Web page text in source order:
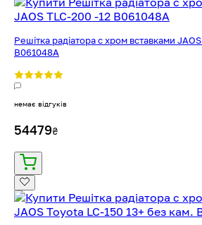
Решітка радіатора с хром вставками
B061048A
немає відгуків
54479₴